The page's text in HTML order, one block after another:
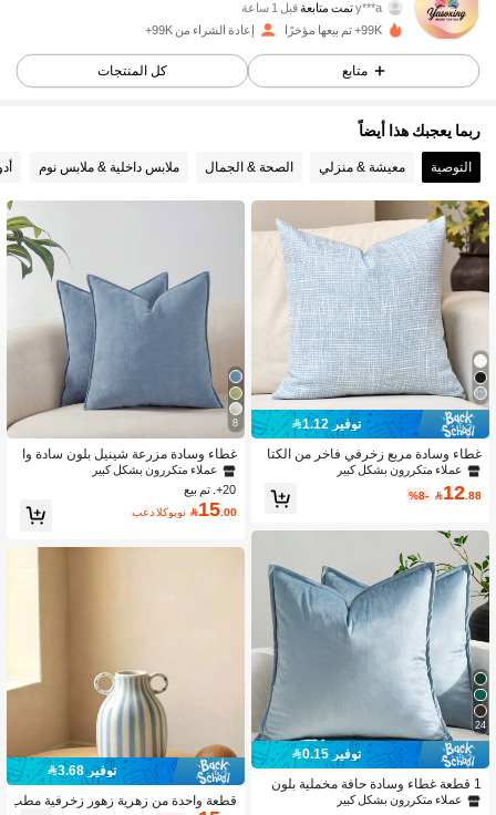
a***eتتصفح
4.87
28K متابعون
4.87 28K متابعون
4.87 28K متابعون
4.87 28K متابعون
4.87 28K متابعون
4.87 28K متابعون
4.87 28K متابعون
99K+ تم بيعها مؤخرًا إعادة الشراء من 99K+
متابع كل المنتجات
ربما يعجبك هذا أيضاً
التوصية معيشة & منزلي الصحة & الجمال ملابس داخلية & ملابس نوم
توفير 1.12
غطاء وسادة مربع زخرفي فاخر من الكتا
ن قطعة واحدة لغرفة المعيشة، غرفة النو
م، المزرعة، ويمكن استخدامه أيضًا كهدية،
مناسب لجميع الفصول، لا يشمل الحشو
عملاء متكررون بشكل كبير
12.88
%8-
24
توفير 0.15
1 قطعة غطاء وسادة حافة مخملية بلون
سادة غطاء وسادة مربع للأريكة وغرفة الن
عملاء متكررون بشكل كبير
8
غطاء وسادة مزرعة شينيل بلون سادة وا
حدةعملاء متكررون بشكل كبير
20+. تم بيع
15.00 بعد الكوبون
توفير 3.68
قطعة واحدة من زهرية زهور زخرفية مطب